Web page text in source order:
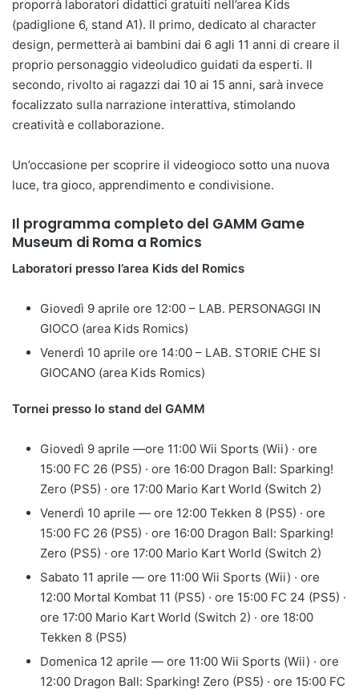
proporrà laboratori didattici gratuiti nell’area Kids
(padiglione 6, stand A1). Il primo, dedicato al character
design, permetterà ai bambini dai 6 agli 11 anni di creare il
proprio personaggio videoludico guidati da esperti. Il
secondo, rivolto ai ragazzi dai 10 ai 15 anni, sarà invece
focalizzato sulla narrazione interattiva, stimolando
creatività e collaborazione.
Un’occasione per scoprire il videogioco sotto una nuova
luce, tra gioco, apprendimento e condivisione.
Il programma completo del GAMM Game
Museum di Roma a Romics
Laboratori presso l’area Kids del Romics
Giovedì 9 aprile ore 12:00 – LAB. PERSONAGGI IN
GIOCO (area Kids Romics)
Venerdì 10 aprile ore 14:00 – LAB. STORIE CHE SI
GIOCANO (area Kids Romics)
Tornei presso lo stand del GAMM
Giovedì 9 aprile —ore 11:00 Wii Sports (Wii) · ore
15:00 FC 26 (PS5) · ore 16:00 Dragon Ball: Sparking!
Zero (PS5) · ore 17:00 Mario Kart World (Switch 2)
Venerdì 10 aprile — ore 12:00 Tekken 8 (PS5) · ore
15:00 FC 26 (PS5) · ore 16:00 Dragon Ball: Sparking!
Zero (PS5) · ore 17:00 Mario Kart World (Switch 2)
Sabato 11 aprile — ore 11:00 Wii Sports (Wii) · ore
12:00 Mortal Kombat 11 (PS5) · ore 15:00 FC 24 (PS5) ·
ore 17:00 Mario Kart World (Switch 2) · ore 18:00
Tekken 8 (PS5)
Domenica 12 aprile — ore 11:00 Wii Sports (Wii) · ore
12:00 Dragon Ball: Sparking! Zero (PS5) · ore 15:00 FC